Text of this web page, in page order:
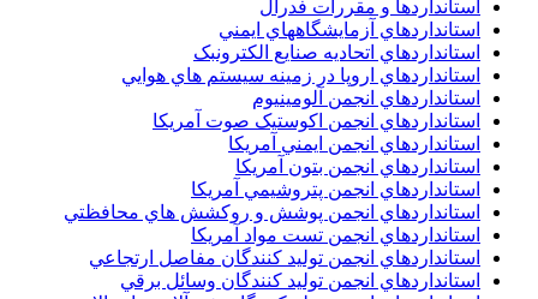
استانداردها و مقررات فدرال
استانداردهاي آزمايشگاههاي ايمني
استانداردهاي اتحاديه صنايع الکترونبک
استانداردهاي اروپا در زمينه سيستم هاي هوايي
استانداردهاي انجمن آلومينيوم
استانداردهاي انجمن اکوستيک صوت آمريکا
استانداردهاي انجمن ايمني آمريکا
استانداردهاي انجمن بتون آمريکا
استانداردهاي انجمن پتروشيمي آمريکا
استانداردهاي انجمن پوشش و روکشش هاي محافظتي
استانداردهاي انجمن تست مواد آمريکا
استانداردهاي انجمن توليد کنندگان مفاصل ارتجاعي
استانداردهاي انجمن توليد کنندگان وسائل برقي